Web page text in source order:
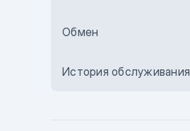
Бежевый
Комбинированный
Обмен
История обслуживания